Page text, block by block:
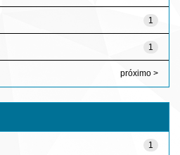
1
1
próximo >
1